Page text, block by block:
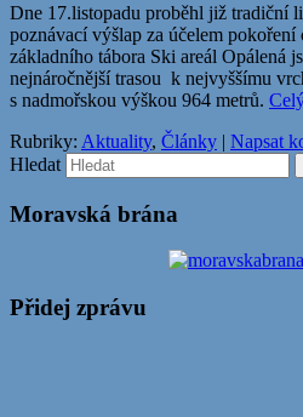
Dne 17.listopadu proběhl již tradiční
poznávací výšlap za účelem
základního tábora Ski areál Opálená
nejnáročnější trasou k nejvyššímu
s nadmořskou výškou 964 metrů.
Rubriky: Aktuality, Články | Napsat
Hledat
Moravská brána
Přidej zprávu